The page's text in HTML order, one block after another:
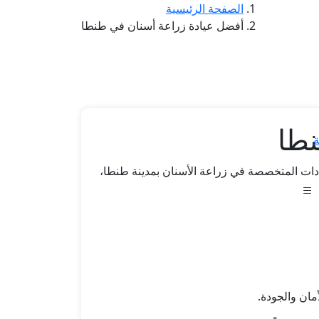
الصفحة الرئيسية
أفضل عيادة زراعة أسنان في طنطا
المتخصصة في زراعة الأسنان بمدينة طنطا،
والجودة.